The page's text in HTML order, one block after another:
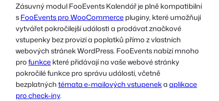
Zásuvný modul FooEvents Kalendář je plně kompatibilní
sFooEvents pro WooCommercepluginy, které umožňují
vytvářet pokročilejší události a prodávat značkové
vstupenky bez provizí a poplatků přímo z vlastních
webových stránek WordPress. FooEvents nabízí mnoho
profunkcekteré přidávají na vaše webové stránky
pokročilé funkce pro správu událostí, včetně
bezplatnýchtémata e-mailových vstupenekaaplikace
pro check-iny.